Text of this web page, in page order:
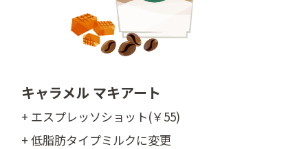
キャラメル マキアート
+ エスプレッソショット(￥55)
+ 低脂肪タイプミルクに変更